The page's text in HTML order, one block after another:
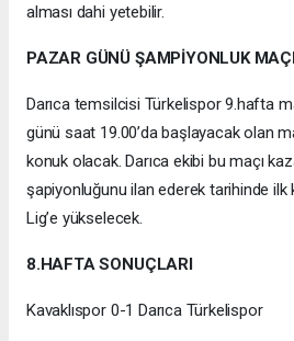
alması dahi yetebilir.
PAZAR GÜNÜ ŞAMPİYONLUK
Darıca temsilcisi Türkelispor 9.hafta
günü saat 19.00’da başlayacak olan
konuk olacak. Darıca ekibi bu maçı
şapiyonluğunu ilan ederek tarihinde
Lig’e yükselecek.
8.HAFTA SONUÇLARI
Kavaklıspor 0-1 Darıca Türkelispor